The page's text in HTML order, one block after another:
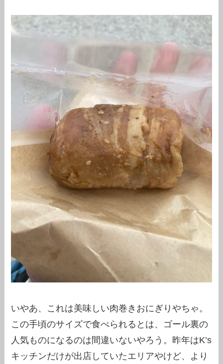
いやあ、これは美味しい肉巻きおにぎりやちゃ。
この手頃のサイズで食べられるとは、ゴール裏の
人気ものになるのは間違いないやろう。昨年はK’s
キッチンだけが出店していたエリアやけど、より